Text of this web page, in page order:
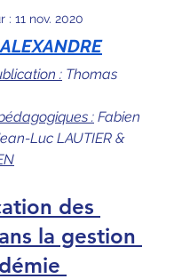
: 11 nov. 2020
: Thomas
: Fabien
Luc LAUTIER &
des
la gestion